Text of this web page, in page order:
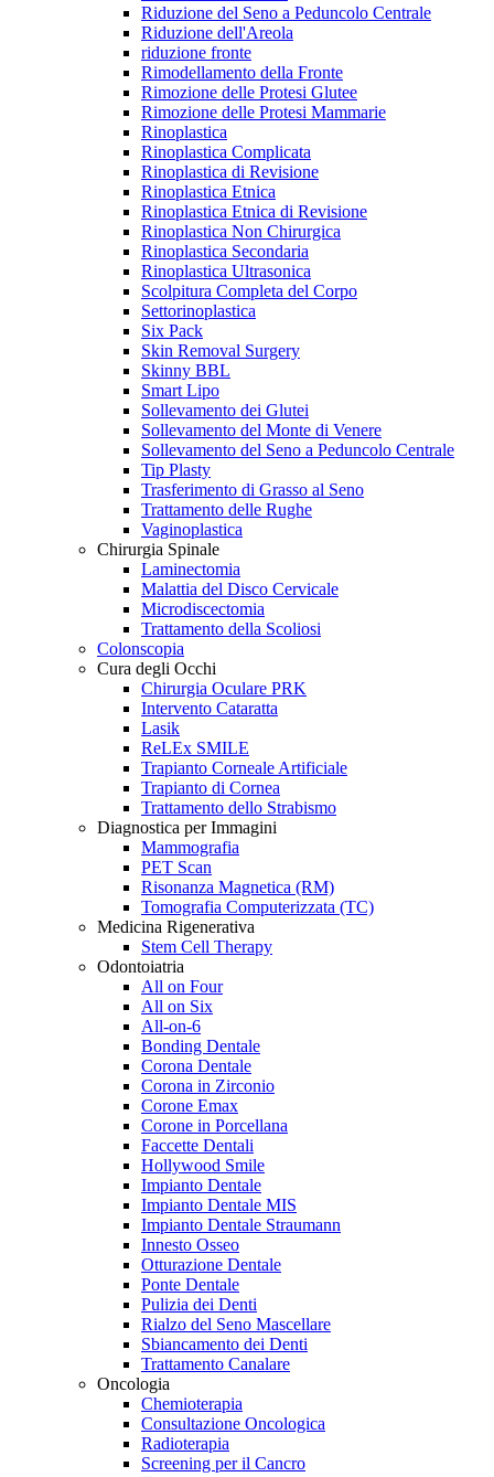
Riduzione del Seno a Peduncolo Centrale
Riduzione dell'Areola
riduzione fronte
Rimodellamento della Fronte
Rimozione delle Protesi Glutee
Rimozione delle Protesi Mammarie
Rinoplastica
Rinoplastica Complicata
Rinoplastica di Revisione
Rinoplastica Etnica
Rinoplastica Etnica di Revisione
Rinoplastica Non Chirurgica
Rinoplastica Secondaria
Rinoplastica Ultrasonica
Scolpitura Completa del Corpo
Settorinoplastica
Six Pack
Skin Removal Surgery
Skinny BBL
Smart Lipo
Sollevamento dei Glutei
Sollevamento del Monte di Venere
Sollevamento del Seno a Peduncolo Centrale
Tip Plasty
Trasferimento di Grasso al Seno
Trattamento delle Rughe
Vaginoplastica
Chirurgia Spinale
Laminectomia
Malattia del Disco Cervicale
Microdiscectomia
Trattamento della Scoliosi
Colonscopia
Cura degli Occhi
Chirurgia Oculare PRK
Intervento Cataratta
Lasik
ReLEx SMILE
Trapianto Corneale Artificiale
Trapianto di Cornea
Trattamento dello Strabismo
Diagnostica per Immagini
Mammografia
PET Scan
Risonanza Magnetica (RM)
Tomografia Computerizzata (TC)
Medicina Rigenerativa
Stem Cell Therapy
Odontoiatria
All on Four
All on Six
All-on-6
Bonding Dentale
Corona Dentale
Corona in Zirconio
Corone Emax
Corone in Porcellana
Faccette Dentali
Hollywood Smile
Impianto Dentale
Impianto Dentale MIS
Impianto Dentale Straumann
Innesto Osseo
Otturazione Dentale
Ponte Dentale
Pulizia dei Denti
Rialzo del Seno Mascellare
Sbiancamento dei Denti
Trattamento Canalare
Oncologia
Chemioterapia
Consultazione Oncologica
Radioterapia
Screening per il Cancro